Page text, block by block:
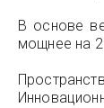
В основе
мощнее на